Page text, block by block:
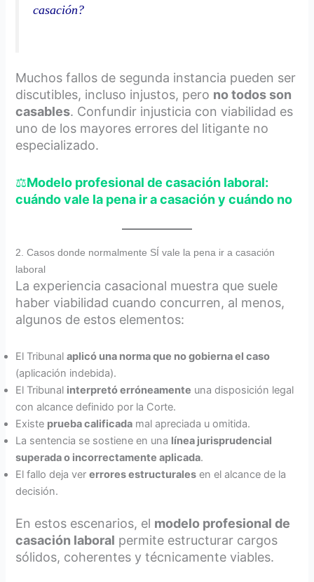
casación?
Muchos fallos de segunda instancia pueden ser
discutibles, incluso injustos, pero no todos son
casables. Confundir injusticia con viabilidad es
uno de los mayores errores del litigante no
especializado.
⚖️Modelo profesional de casación laboral:
cuándo vale la pena ir a casación y cuándo no
2. Casos donde normalmente SÍ vale la pena ir a casación
laboral
La experiencia casacional muestra que suele
haber viabilidad cuando concurren, al menos,
algunos de estos elementos:
El Tribunalaplicó una norma que no gobierna el caso
(aplicación indebida).
El Tribunal interpretó erróneamente una disposición legal
con alcance definido por la Corte.
Existe prueba calificada mal apreciada u omitida.
La sentencia se sostiene en una línea jurisprudencial
superada o incorrectamente aplicada.
El fallo deja vererrores estructurales en el alcance de la
decisión.
En estos escenarios, el modelo profesional de
casación laboral permite estructurar cargos
sólidos, coherentes y técnicamente viables.